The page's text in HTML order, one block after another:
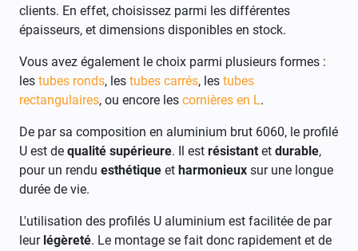
clients. En effet, choisissez parmi les différentes
épaisseurs, et dimensions disponibles en stock.
Vous avez également le choix parmi plusieurs formes :
les tubes ronds, les tubes carrés, les tubes
rectangulaires, ou encore les cornières en L.
De par sa composition en aluminium brut 6060, le profilé
U est de qualité supérieure. Il est résistant et durable,
pour un rendu esthétique et harmonieux sur une longue
durée de vie.
L'utilisation des profilés U aluminium est facilitée de par
leur légèreté. Le montage se fait donc rapidement et de